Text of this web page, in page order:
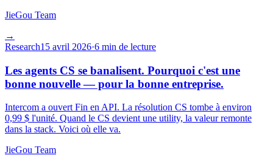
JieGou Team
→
Research15 avril 2026·6 min de lecture
Les agents CS se banalisent. Pourquoi c'est une
bonne nouvelle — pour la bonne entreprise.
Intercom a ouvert Fin en API. La résolution CS tombe à environ
0,99 $ l'unité. Quand le CS devient une utility, la valeur remonte
dans la stack. Voici où elle va.
JieGou Team